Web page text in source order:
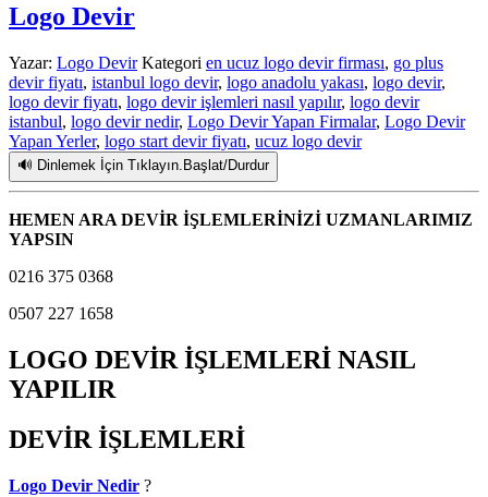
Logo Devir
Yazar: Logo Devir Kategori en ucuz logo devir firması, go plus
devir fiyatı, istanbul logo devir, logo anadolu yakası, logo devir,
logo devir fiyatı, logo devir işlemleri nasıl yapılır, logo devir
istanbul, logo devir nedir, Logo Devir Yapan Firmalar, Logo Devir
Yapan Yerler, logo start devir fiyatı, ucuz logo devir
🔊 Dinlemek İçin Tıklayın.Başlat/Durdur
HEMEN ARA DEVİR İŞLEMLERİNİZİ UZMANLARIMIZ
YAPSIN
0216 375 0368
0507 227 1658
LOGO DEVİR İŞLEMLERİ NASIL
YAPILIR
DEVİR İŞLEMLERİ
Logo Devir Nedir ?